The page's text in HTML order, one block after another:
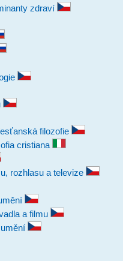
zdraví
filozofie
cristiana
rozhlasu a televize
a filmu